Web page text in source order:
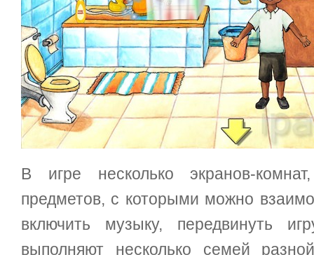
В игре несколько экранов-
предметов, с которыми можно
включить музыку, передвинуть
выполняют несколько семей